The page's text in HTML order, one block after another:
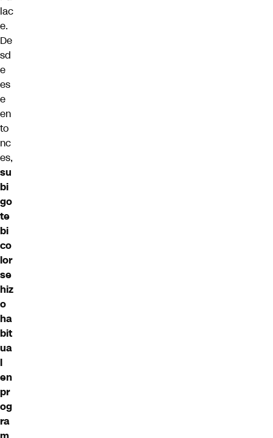
lac
e.
De
sd
e
es
e
en
to
nc
es,
su
bi
go
te
bi
co
lor
se
hiz
o
ha
bit
ua
l
en
pr
og
ra